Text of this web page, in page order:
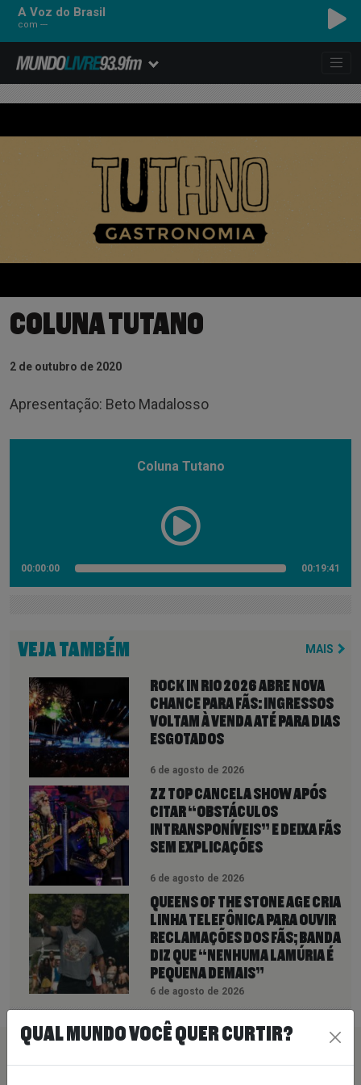
A Voz do Brasil
com ---
COLUNA TUTANO
2 de outubro de 2020
Apresentação: Beto Madalosso
Coluna Tutano
00:00:00 00:19:41
VEJA TAMBÉM MAIS
ROCK IN RIO 2026 ABRE NOVA
CHANCE PARA FÃS: INGRESSOS
VOLTAM À VENDA ATÉ PARA DIAS
ESGOTADOS
6 de agosto de 2026
ZZ TOP CANCELA SHOW APÓS
CITAR “OBSTÁCULOS
INTRANSPONÍVEIS” E DEIXA FÃS
SEM EXPLICAÇÕES
6 de agosto de 2026
QUEENS OF THE STONE AGE CRIA
LINHA TELEFÔNICA PARA OUVIR
RECLAMAÇÕES DOS FÃS; BANDA
DIZ QUE “NENHUMA LAMÚRIA É
PEQUENA DEMAIS”
6 de agosto de 2026
PEÇA SUA MÚSICA
QUAL MUNDO VOCÊ QUER CURTIR?